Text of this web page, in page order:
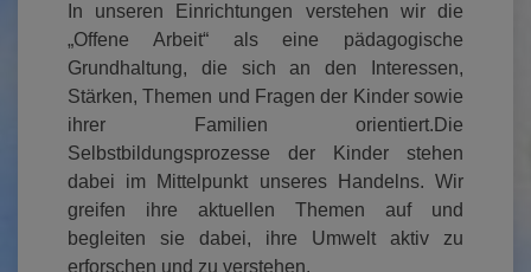
In unseren Einrichtungen verstehen wir die
„Offene Arbeit“ als eine pädagogische
Grundhaltung, die sich an den Interessen,
Stärken, Themen und Fragen der Kinder sowie
ihrer Familien orientiert.Die
Selbstbildungsprozesse der Kinder stehen
dabei im Mittelpunkt unseres Handelns. Wir
greifen ihre aktuellen Themen auf und
begleiten sie dabei, ihre Umwelt aktiv zu
erforschen und zu verstehen.